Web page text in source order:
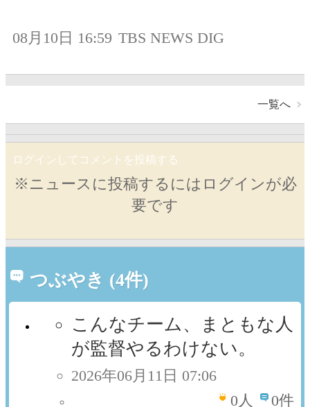
08月10日 16:59 TBS NEWS DIG
一覧へ
ログインしてコメントを投稿する
※ニュースに投稿するにはログインが必
要です
つぶやき (4件)
こんなチーム、まともな人
が監督やるわけない。
2026年06月11日 07:06
0人 0件